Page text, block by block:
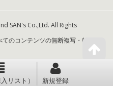
リスト） 新規登録
SAN's Co.,Ltd. All Rights
のコンテンツの無断複写・転載・